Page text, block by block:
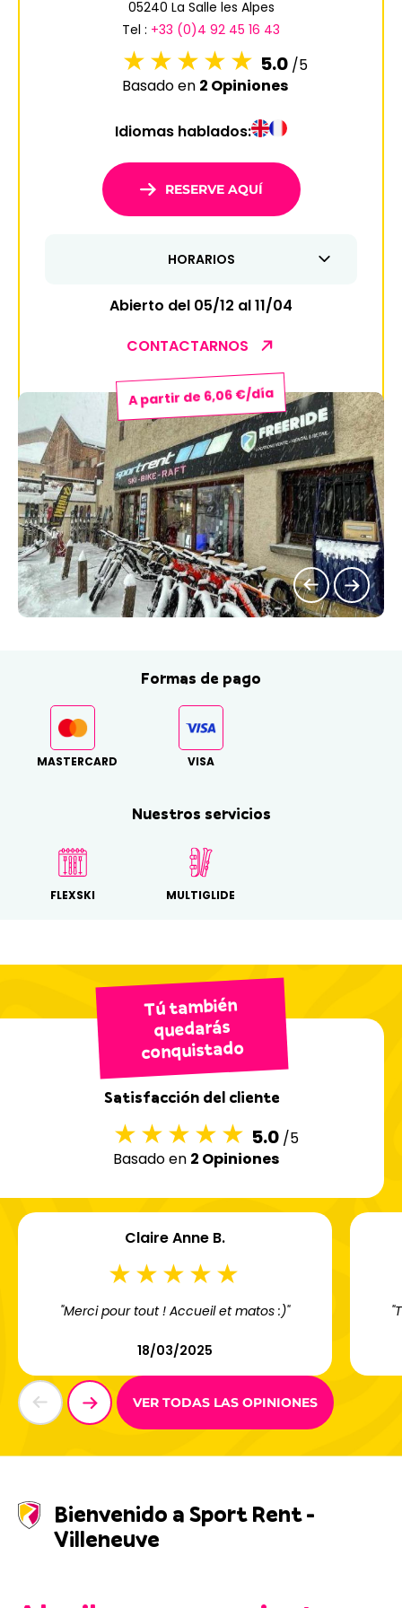
8 9 10
14 15 16 17 18
21 22 23 24 25
28 29 30 31
4 5 6 7 8
13 14 16
18 19 20 21 22
25 26 27 28 29
05240 La Salle les Alpes
Tel : +33 (0)4 92 45 16 43
5.0 /5
Basado en 2 Opiniones
Idiomas hablados:
A partir de 6,06 €/día
RESERVE AQUÍ
HORARIOS
Abierto del 05/12 al 11/04
CONTACTARNOS
Formas de pago
MASTERCARD VISA
Nuestros servicios
FLEXSKI MULTIGLIDE
Tú también
quedarás
conquistado
Satisfacción del cliente
5.0 /5
Basado en 2 Opiniones
Claire Anne B.
"Merci pour tout ! Accueil et matos :)"
18/03/2025
VER TODAS LAS OPINIONES
Bienvenido a Sport Rent -
Villeneuve